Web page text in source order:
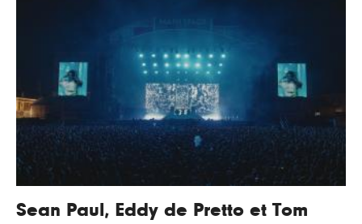
Sean Paul, Eddy de Pretto et Tom